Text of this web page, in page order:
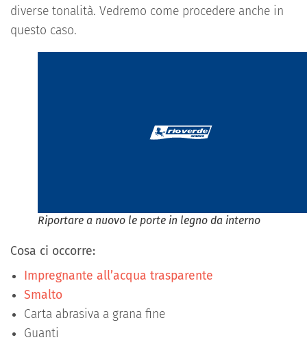
diverse tonalità. Vedremo come procedere anche in
questo caso.
Riportare a nuovo le porte in legno da interno
Cosa ci occorre:
Impregnante all’acqua trasparente
Smalto
Carta abrasiva a grana fine
Guanti